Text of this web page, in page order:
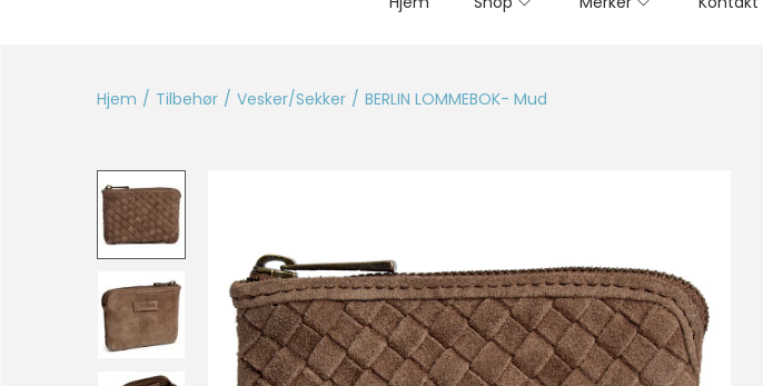
Hjem / Tilbehør / Vesker/Sekker / BERLIN LOMMEBOK- Mud